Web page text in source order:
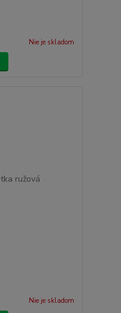
Nie je skladom
Nie je skladom